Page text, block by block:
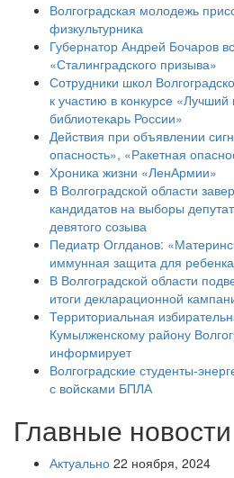
Волгоградская молодежь
физкультурника
Губернатор Андрей Бочаров
«Сталинградского призыва»
Сотрудники школ
к участию в конкурсе
библиотекарь России»
Действия при объявлении
опасность», «Ракетная
Хроника жизни «ЛенАрмии»
В Волгоградской области
кандидатов на выборы
девятого созыва
Педиатр Оглданов:
иммунная защита для
В Волгоградской области
итоги декларационной
Территориальная
Кумылженскому району
информирует
Волгоградские студенты-
с войсками БПЛА
Главные новости
Актуально 22 ноября, 2024